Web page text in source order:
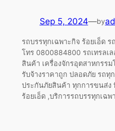
Sep 5, 2024—by
รถบรรทุกเฉพาะกิจ ร้อยเอ็ด
โทร 0800884800 รถเทรลเ
สินค้า เครื่องจักรอุตสาหกรร
รับจ้างราคาถูก ปลอดภัย รถทุ
ประกันภัยสินค้า ทุกการขนส่ง
ร้อยเอ็ด ,บริการรถบรรทุกเฉพ